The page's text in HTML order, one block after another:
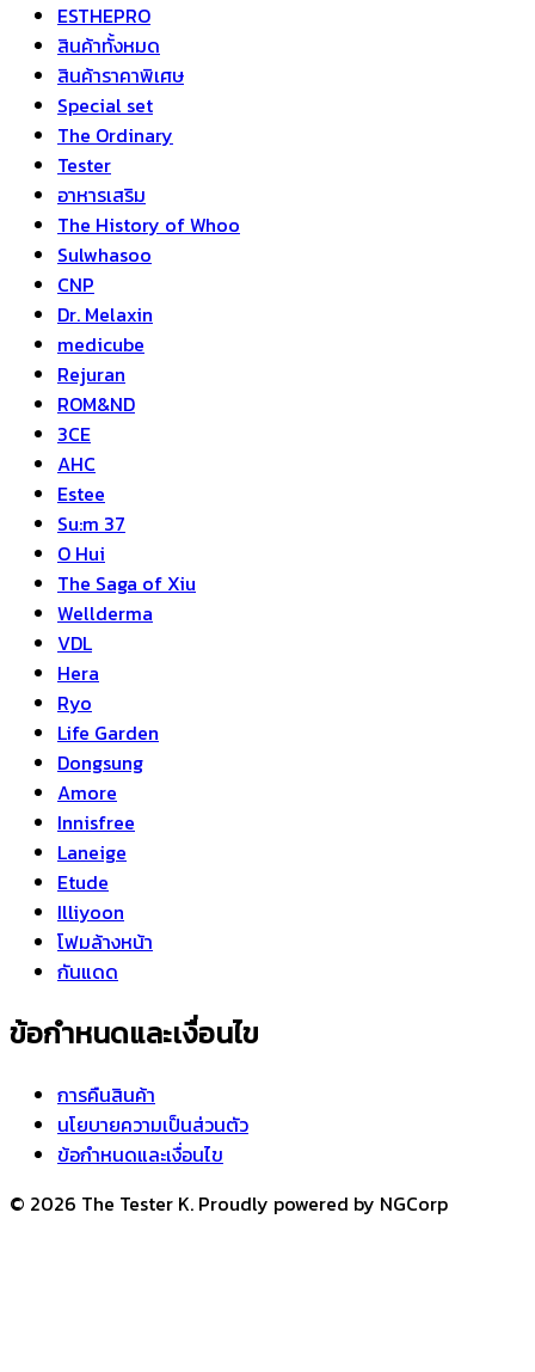
ESTHEPRO
สินค้าทั้งหมด
สินค้าราคาพิเศษ
Special set
The Ordinary
Tester
อาหารเสริม
The History of Whoo
Sulwhasoo
CNP
Dr. Melaxin
medicube
Rejuran
ROM&ND
3CE
AHC
Estee
Su:m 37
O Hui
The Saga of Xiu
Wellderma
VDL
Hera
Ryo
Life Garden
Dongsung
Amore
Innisfree
Laneige
Etude
Illiyoon
โฟมล้างหน้า
กันแดด
ข้อกำหนดและเงื่อนไข
การคืนสินค้า
นโยบายความเป็นส่วนตัว
ข้อกำหนดและเงื่อนไข
© 2026 The Tester K. Proudly powered by NGCorp